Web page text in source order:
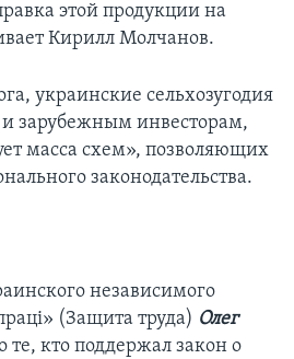
этой продукции на
Кирилл Молчанов.
украинские сельхозугодия
зарубежным инвесторам,
масса схем», позволяющих
законодательства.
независимого
(Защита труда) Олег
те, кто поддержал закон о